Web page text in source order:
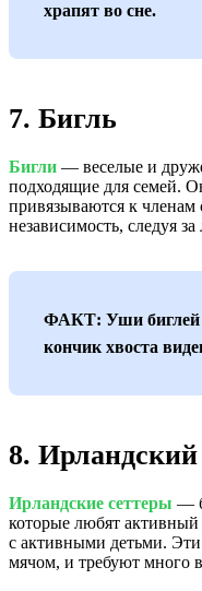
храпят во сне.
7. Бигль
Бигли — веселые и
подходящие для семей.
привязываются к членам
независимость, следуя
ФАКТ: Уши биглей
кончик хвоста
8. Ирландский
Ирландские сеттеры —
которые любят
с активными детьми.
мячом, и требуют много